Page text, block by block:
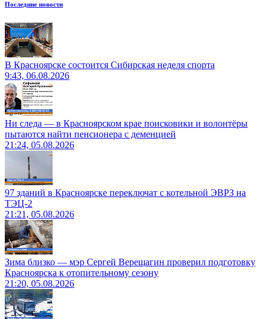
Последние новости
В Красноярске состоится Сибирская неделя спорта
9:43, 06.08.2026
Ни следа — в Красноярском крае поисковики и волонтёры
пытаются найти пенсионера с деменцией
21:24, 05.08.2026
97 зданий в Красноярске переключат с котельной ЭВРЗ на
ТЭЦ-2
21:21, 05.08.2026
Зима близко — мэр Сергей Верещагин проверил подготовку
Красноярска к отопительному сезону
21:20, 05.08.2026